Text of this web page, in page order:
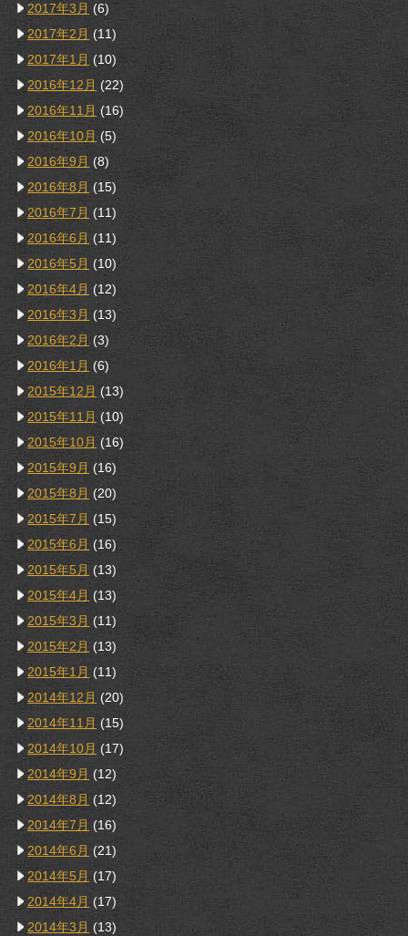
2017年3月 (6)
2017年2月 (11)
2017年1月 (10)
2016年12月 (22)
2016年11月 (16)
2016年10月 (5)
2016年9月 (8)
2016年8月 (15)
2016年7月 (11)
2016年6月 (11)
2016年5月 (10)
2016年4月 (12)
2016年3月 (13)
2016年2月 (3)
2016年1月 (6)
2015年12月 (13)
2015年11月 (10)
2015年10月 (16)
2015年9月 (16)
2015年8月 (20)
2015年7月 (15)
2015年6月 (16)
2015年5月 (13)
2015年4月 (13)
2015年3月 (11)
2015年2月 (13)
2015年1月 (11)
2014年12月 (20)
2014年11月 (15)
2014年10月 (17)
2014年9月 (12)
2014年8月 (12)
2014年7月 (16)
2014年6月 (21)
2014年5月 (17)
2014年4月 (17)
2014年3月 (13)